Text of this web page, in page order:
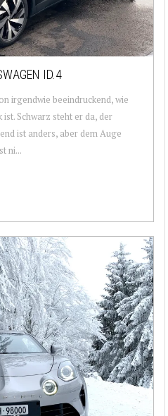
ID.4
irgendwie beeindruckend, wie
Schwarz steht er da, der
ist anders, aber dem Auge
ni...